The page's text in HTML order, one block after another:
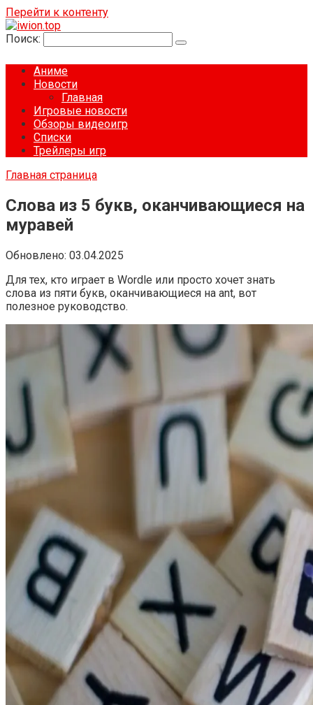
Перейти к контенту
Поиск:
Аниме
Новости
Главная
Игровые новости
Обзоры видеоигр
Списки
Трейлеры игр
Главная страница
Слова из 5 букв, оканчивающиеся на
муравей
Обновлено: 03.04.2025
Для тех, кто играет в Wordle или просто хочет знать
слова из пяти букв, оканчивающиеся на ant, вот
полезное руководство.